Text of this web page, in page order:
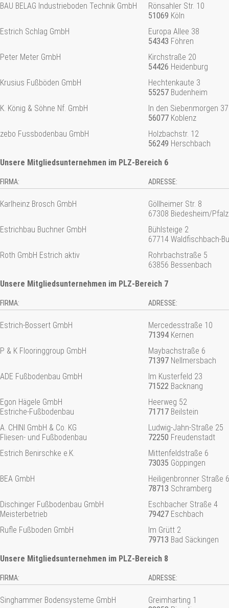
BAU BELAG Industrieboden Technik GmbH
Rönsahler Str. 10
51069 Köln
Estrich Schlag GmbH
Europa Allee 38
54343 Föhren
Peter Meter GmbH
Kirchstraße 20
54426 Heidenburg
Krusius Fußböden GmbH
Hechtenkaute 3
55257 Budenheim
K. König & Söhne Nf. GmbH
In den Siebenmorgen 37
56077 Koblenz
zebo Fussbodenbau GmbH
Holzbachstr. 12
56249 Herschbach
Unsere Mitgliedsunternehmen im PLZ-Bereich 6
FIRMA: ADRESSE:
Karlheinz Brosch GmbH
Göllheimer Str. 8
67308 Biedesheim/Pfalz
Estrichbau Buchner GmbH
Bühlsteige 2
67714 Waldfischbach-
Roth GmbH Estrich aktiv
Rohrbachstraße 5
63856 Bessenbach
Unsere Mitgliedsunternehmen im PLZ-Bereich 7
FIRMA: ADRESSE:
Estrich-Bossert GmbH
Mercedesstraße 10
71394 Kernen
P & K Flooringgroup GmbH
Maybachstraße 6
71397 Nellmersbach
ADE Fußbodenbau GmbH
Im Kusterfeld 23
71522 Backnang
Egon Hägele GmbH
Estriche-Fußbodenbau
Heerweg 52
71717 Beilstein
A. CHINI GmbH & Co. KG
Fliesen- und Fußbodenbau
Ludwig-Jahn-Straße 25
72250 Freudenstadt
Estrich Benirschke e.K.
Mittenfeldstraße 6
73035 Göppingen
BEA GmbH
Heiligenbronner Straße
78713 Schramberg
Dischinger Fußbodenbau GmbH
Meisterbetrieb
Eschbacher Straße 4
79427 Eschbach
Rufle Fußboden GmbH
Im Grütt 2
79713 Bad Säckingen
Unsere Mitgliedsunternehmen im PLZ-Bereich 8
FIRMA: ADRESSE:
Singhammer Bodensysteme GmbH
Greimharting 1